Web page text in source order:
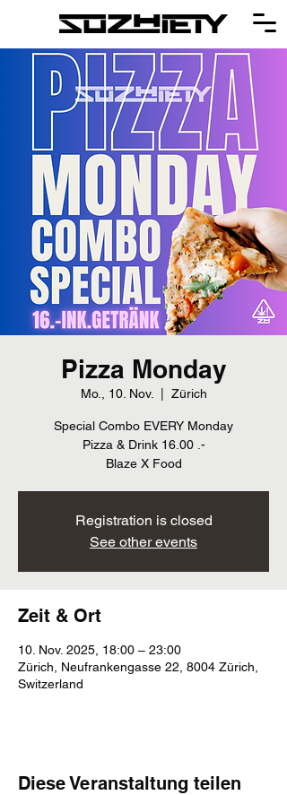
Pizza Monday
Mo., 10. Nov. Zürich
Special Combo EVERY Monday
Pizza & Drink 16.00 .-
Blaze X Food
Registration is closed
See other events
Zeit & Ort
10. Nov. 2025, 18:00 – 23:00
Zürich, Neufrankengasse 22, 8004 Zürich,
Switzerland
Diese Veranstaltung teilen